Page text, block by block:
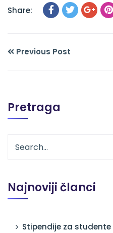
Share:
Previous Post
Pretraga
Najnoviji članci
Stipendije za studente